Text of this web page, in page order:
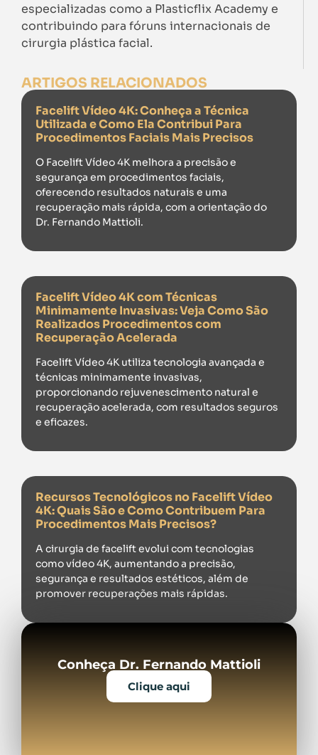
especializadas como a Plasticflix Academy e
contribuindo para fóruns internacionais de
cirurgia plástica facial.
ARTIGOS RELACIONADOS
Facelift Vídeo 4K: Conheça a Técnica
Utilizada e Como Ela Contribui Para
Procedimentos Faciais Mais Precisos
O Facelift Vídeo 4K melhora a precisão e
segurança em procedimentos faciais,
oferecendo resultados naturais e uma
recuperação mais rápida, com a orientação do
Dr. Fernando Mattioli.
Facelift Vídeo 4K com Técnicas
Minimamente Invasivas: Veja Como São
Realizados Procedimentos com
Recuperação Acelerada
Facelift Vídeo 4K utiliza tecnologia avançada e
técnicas minimamente invasivas,
proporcionando rejuvenescimento natural e
recuperação acelerada, com resultados seguros
e eficazes.
Recursos Tecnológicos no Facelift Vídeo
4K: Quais São e Como Contribuem Para
Procedimentos Mais Precisos?
A cirurgia de facelift evolui com tecnologias
como vídeo 4K, aumentando a precisão,
segurança e resultados estéticos, além de
promover recuperações mais rápidas.
Conheça Dr. Fernando Mattioli
Clique aqui